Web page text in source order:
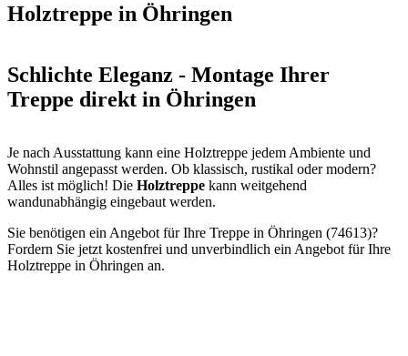
Holztreppe in Öhringen
Schlichte Eleganz - Montage Ihrer
Treppe direkt in Öhringen
Je nach Ausstattung kann eine Holztreppe jedem Ambiente und
Wohnstil angepasst werden. Ob klassisch, rustikal oder modern?
Alles ist möglich! Die Holztreppe kann weitgehend
wandunabhängig eingebaut werden.
Sie benötigen ein Angebot für Ihre Treppe in Öhringen (74613)?
Fordern Sie jetzt kostenfrei und unverbindlich ein Angebot für Ihre
Holztreppe in Öhringen an.